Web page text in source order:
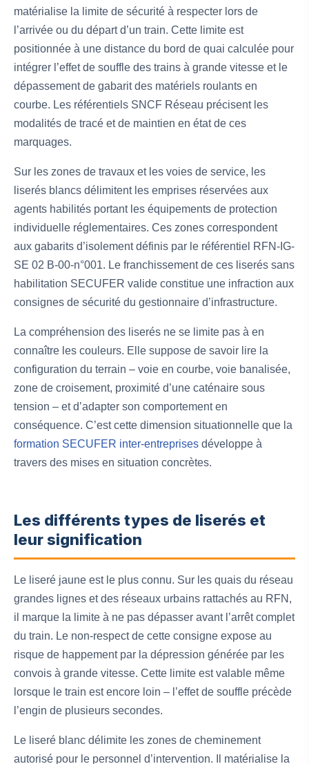
matérialise la limite de sécurité à respecter lors de
l’arrivée ou du départ d’un train. Cette limite est
positionnée à une distance du bord de quai calculée pour
intégrer l’effet de souffle des trains à grande vitesse et le
dépassement de gabarit des matériels roulants en
courbe. Les référentiels SNCF Réseau précisent les
modalités de tracé et de maintien en état de ces
marquages.
Sur les zones de travaux et les voies de service, les
liserés blancs délimitent les emprises réservées aux
agents habilités portant les équipements de protection
individuelle réglementaires. Ces zones correspondent
aux gabarits d’isolement définis par le référentiel RFN-IG-
SE 02 B-00-n°001. Le franchissement de ces liserés sans
habilitation SECUFER valide constitue une infraction aux
consignes de sécurité du gestionnaire d’infrastructure.
La compréhension des liserés ne se limite pas à en
connaître les couleurs. Elle suppose de savoir lire la
configuration du terrain – voie en courbe, voie banalisée,
zone de croisement, proximité d’une caténaire sous
tension – et d’adapter son comportement en
conséquence. C’est cette dimension situationnelle que la
formation SECUFER inter-entreprises développe à
travers des mises en situation concrètes.
Les différents types de liserés et
leur signification
Le liseré jaune est le plus connu. Sur les quais du réseau
grandes lignes et des réseaux urbains rattachés au RFN,
il marque la limite à ne pas dépasser avant l’arrêt complet
du train. Le non-respect de cette consigne expose au
risque de happement par la dépression générée par les
convois à grande vitesse. Cette limite est valable même
lorsque le train est encore loin – l’effet de souffle précède
l’engin de plusieurs secondes.
Le liseré blanc délimite les zones de cheminement
autorisé pour le personnel d’intervention. Il matérialise la